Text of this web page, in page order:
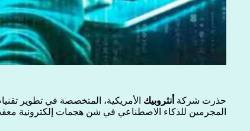
حذرت شركة أنثروبيك الأمريكية، المتخصصة في تطوير
المجرمين للذكاء الاصطناعي في شن هجمات إلكترونية